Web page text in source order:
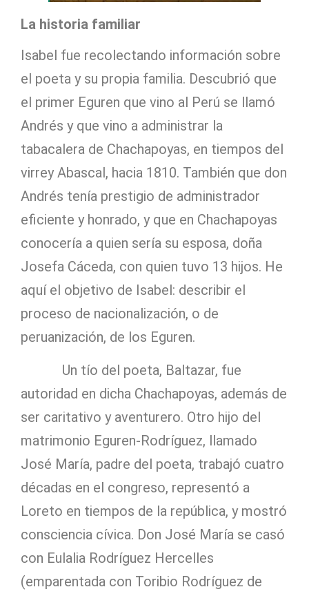
La historia familiar
Isabel fue recolectando información sobre
el poeta y su propia familia. Descubrió que
el primer Eguren que vino al Perú se llamó
Andrés y que vino a administrar la
tabacalera de Chachapoyas, en tiempos del
virrey Abascal, hacia 1810. También que don
Andrés tenía prestigio de administrador
eficiente y honrado, y que en Chachapoyas
conocería a quien sería su esposa, doña
Josefa Cáceda, con quien tuvo 13 hijos. He
aquí el objetivo de Isabel: describir el
proceso de nacionalización, o de
peruanización, de los Eguren.
Un tío del poeta, Baltazar, fue
autoridad en dicha Chachapoyas, además de
ser caritativo y aventurero. Otro hijo del
matrimonio Eguren-Rodríguez, llamado
José María, padre del poeta, trabajó cuatro
décadas en el congreso, representó a
Loreto en tiempos de la república, y mostró
consciencia cívica. Don José María se casó
con Eulalia Rodríguez Hercelles
(emparentada con Toribio Rodríguez de